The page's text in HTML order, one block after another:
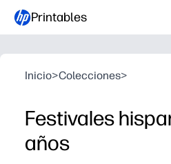
Printables
Inicio>Colecciones>
Festivales
años